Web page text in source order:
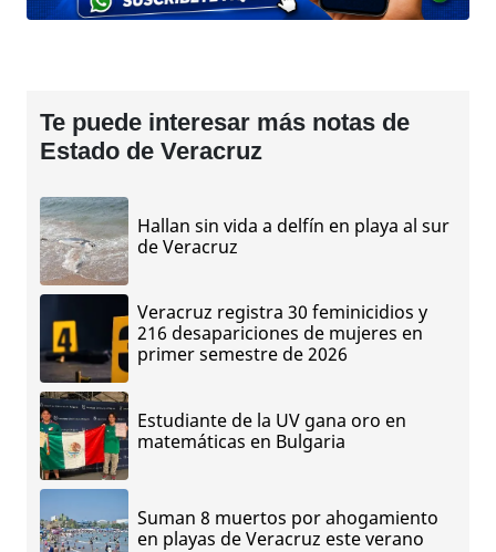
Te puede interesar más notas de
Estado de Veracruz
Hallan sin vida a delfín en playa al sur
de Veracruz
Veracruz registra 30 feminicidios y
216 desapariciones de mujeres en
primer semestre de 2026
Estudiante de la UV gana oro en
matemáticas en Bulgaria
Suman 8 muertos por ahogamiento
en playas de Veracruz este verano